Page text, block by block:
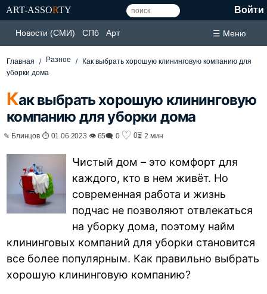
ART-ASSORTY Войти
Новости (СМИ) СПб Арт ☰ Меню
Главная Разное
Как выбрать хорошую клининговую компанию для
уборки дома
Как выбрать хорошую клининговую
компанию для уборки дома
✎ Блинцов ⏱ 01.06.2023 👁 65🗨 0 ♡ 0⏳ 2 мин
Чистый дом – это комфорт для
каждого, кто в нем живёт. Но
современная работа и жизнь
подчас не позволяют отвлекаться
на уборку дома, поэтому найм
клининговых компаний для уборки становится
все более популярным. Как правильно выбрать
хорошую клининговую компанию?